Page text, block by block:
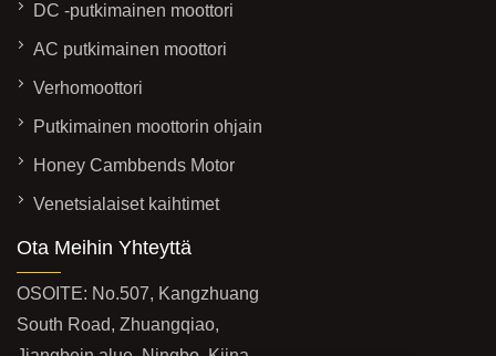
DC -putkimainen moottori
AC putkimainen moottori
Verhomoottori
Putkimainen moottorin ohjain
Honey Cambbends Motor
Venetsialaiset kaihtimet
Ota Meihin Yhteyttä
OSOITE: No.507, Kangzhuang
South Road, Zhuangqiao,